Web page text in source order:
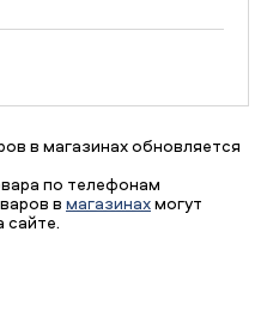
в магазинах обновляется
по телефонам
в магазинахмогут
сайте.